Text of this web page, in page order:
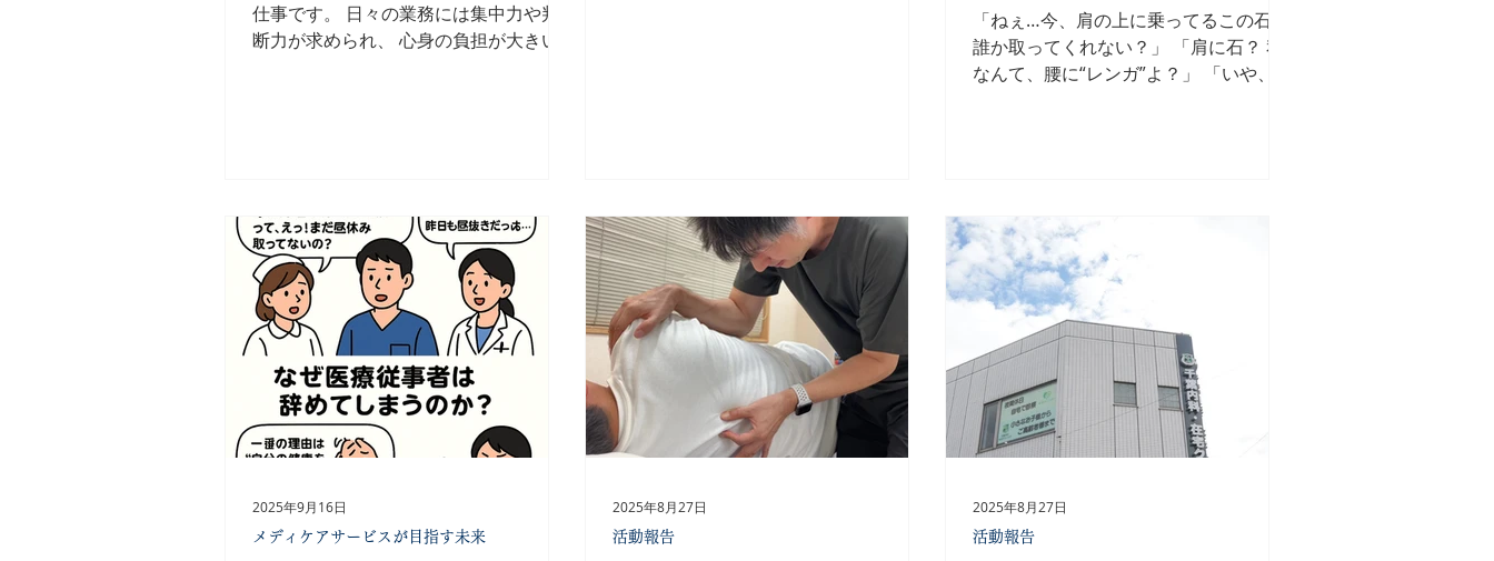
仕事です。 日々の業務には集中力や判
断力が求められ、 心身の負担が大きい
後を絶ちません 。 個人の努力や覚悟だ
けでは支えきれない 状況があること
も、少しずつ明らかになってきていま
す。 厳しさが伴う仕事だからこそ、働
く人が 安心して相談できる環境や、無
理が重ならない体制づくりが大切 なの
ではないでしょうか。 それは結果的
に、患者さんへのより良い医療につなが
っていくはずです。 私たちは医療者を
り に、ささやかでも関われたらと考え
ています。
院の外で支える役割も年々広がっていま
す。 「効率化」という言葉の裏で、 現
場はギリギリのバランスで回っている。
そう感じている方も多いのではないでし
ょうか。 ⚫︎これからの医療に必要な視点
医療は、効率だけでは続きません。 患
者さんに向き合う余裕、働く人の心と体
を守る視点があってこそ、医療の質は保
たれます。 医療者が疲れ切ってしまえ
「ねぇ…今、肩の上に乗ってるこの石、
誰か取ってくれない？」 「肩に石？ 私
なんて、腰に“レンガ”よ？」 「いや、ほ
病”じゃなくて“離職病”だよね？」 「う
ん。“肩こり→やる気低下→ミス増える
→怒られる→さらに肩こり”…負のルー
プ地獄。」 「笑い事じゃないけど、も
う笑うしかないよね。」 ――休憩室に
響くカタカタ（肩の音）とギシギシ（腰
の音） ⭐️データで見る現場のリアル 医
療者の慢性痛の有病率は50〜70％
（肩・腰が中心） 身体の不調があると
て、身体的疲労 → 精神的疲労 → 離職
という流れが非常に高確率で起きる つ
メディケアサービスが目指す未来
2025年9月16日
活動報告
2025年8月27日
活動報告
2025年8月27日